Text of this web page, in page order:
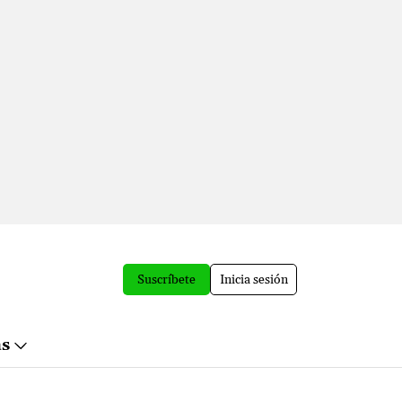
Suscríbete Inicia sesión